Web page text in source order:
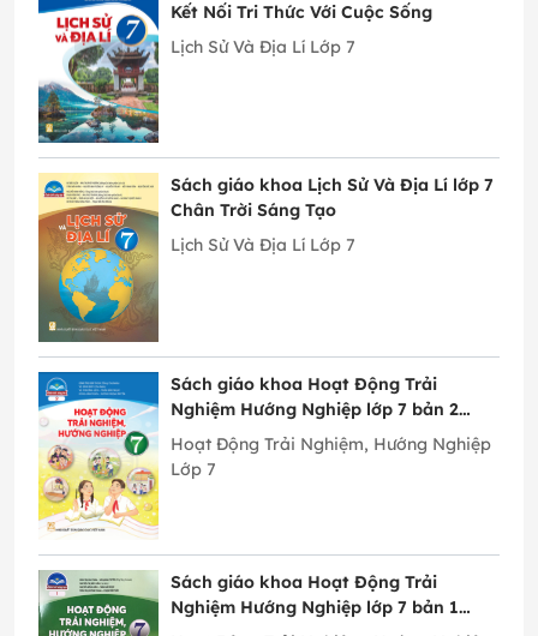
Kết Nối Tri Thức Với Cuộc Sống
Lịch Sử Và Địa Lí Lớp 7
Sách giáo khoa Lịch Sử Và Địa Lí lớp 7
Chân Trời Sáng Tạo
Lịch Sử Và Địa Lí Lớp 7
Sách giáo khoa Hoạt Động Trải
Nghiệm Hướng Nghiệp lớp 7 bản 2
Chân Trời Sáng Tạo
Hoạt Động Trải Nghiệm, Hướng Nghiệp
Lớp 7
Sách giáo khoa Hoạt Động Trải
Nghiệm Hướng Nghiệp lớp 7 bản 1